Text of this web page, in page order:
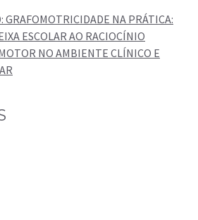
GRAFOMOTRICIDADE NA PRÁTICA:
ESCOLAR AO RACIOCÍNIO
NO AMBIENTE CLÍNICO E